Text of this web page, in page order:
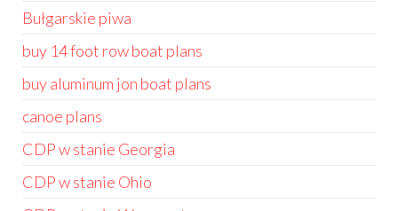
Bułgarskie piwa
buy 14 foot row boat plans
buy aluminum jon boat plans
canoe plans
CDP w stanie Georgia
CDP w stanie Ohio